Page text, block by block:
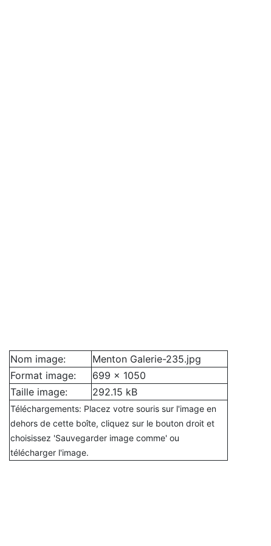
Nom image:
Menton Galerie-235.jpg
Format image:
699 x 1050
Taille image:
292.15 kB
Téléchargements: Placez votre souris sur l'image en
dehors de cette boîte, cliquez sur le bouton droit et
choisissez 'Sauvegarder image comme' ou
télécharger l'image.